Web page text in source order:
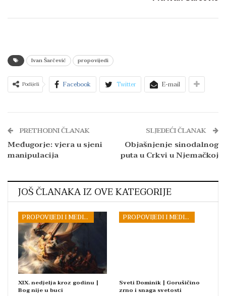
Ivan Šarčević propovijedi
Podijeli Facebook Twitter E-mail
PRETHODNI ČLANAK
Međugorje: vjera u sjeni
manipulacija
SLJEDEĆI ČLANAK
Objašnjenje sinodalnog
puta u Crkvi u Njemačkoj
JOŠ ČLANAKA IZ OVE KATEGORIJE
PROPOVIJEDI I MEDITACIJE
XIX. nedjelja kroz godinu |
Bog nije u buci
PROPOVIJEDI I MEDITACIJE
Sveti Dominik | Gorušičino
zrno i snaga svetosti